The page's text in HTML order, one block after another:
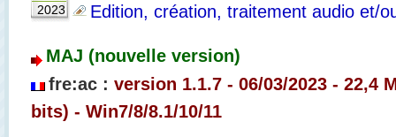
2023
Edition, création, traitement audio et/
MAJ (nouvelle version)
fre:ac : version 1.1.7 - 06/03/2023 - 22,4
bits) - Win7/8/8.1/10/11